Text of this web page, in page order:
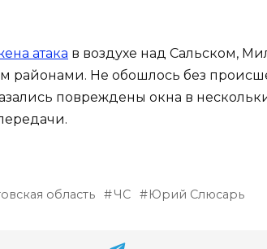
атака в воздухе над Сальском,
районами. Не обошлось без
повреждены окна в
область ЧС Юрий Слюсарь